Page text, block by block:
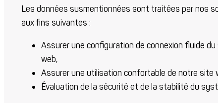
Les données susmentionnées sont traitées par nos
aux fins suivantes :
Assurer une configuration de connexion fluide du
web,
Assurer une utilisation confortable de notre site
Évaluation de la sécurité et de la stabilité du